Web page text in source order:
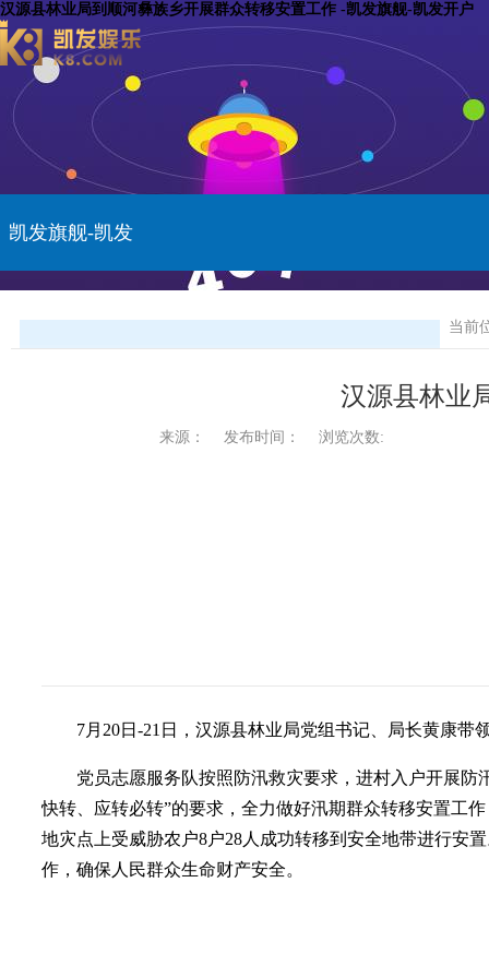
汉源县林业局到顺河彝族乡开展群众转移安置工作 -凯发旗舰-凯发开户
凯发旗舰-凯发
当前
汉源县林业
来源： 发布时间： 浏览次数:
7月20日-21日，汉源县林业局党组书记、局长黄康
党员志愿服务队按照防汛救灾要求，进村入户开展
快转、应转必转”的要求，全力做好汛期群众转移安置工
地灾点上受威胁农户8户28人成功转移到安全地带进行安
作，确保人民群众生命财产安全。